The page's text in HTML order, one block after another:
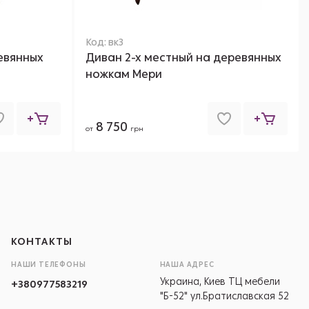
Код: вк3
Диван 2-х местный на деревянных
ножкам Мери
от 8 750 грн
КОНТАКТЫ
НАШИ ТЕЛЕФОНЫ
+380977583219
НАША АДРЕС
Украина, Киев ТЦ мебели
"Б-52" ул.Братиславская 52